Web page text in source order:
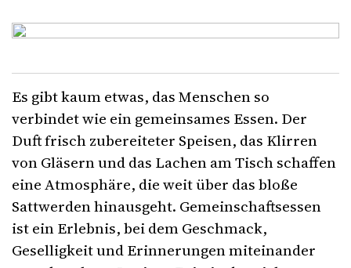
Es gibt kaum etwas, das Menschen so
verbindet wie ein gemeinsames Essen. Der
Duft frisch zubereiteter Speisen, das Klirren
von Gläsern und das Lachen am Tisch schaffen
eine Atmosphäre, die weit über das bloße
Sattwerden hinausgeht. Gemeinschaftsessen
ist ein Erlebnis, bei dem Geschmack,
Geselligkeit und Erinnerungen miteinander